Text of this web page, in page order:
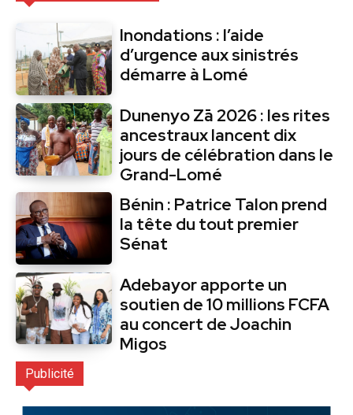
Inondations : l’aide
d’urgence aux sinistrés
démarre à Lomé
Dunenyo Zā 2026 : les rites
ancestraux lancent dix
jours de célébration dans le
Grand-Lomé
Bénin : Patrice Talon prend
la tête du tout premier
Sénat
Adebayor apporte un
soutien de 10 millions FCFA
au concert de Joachin
Migos
Publicité